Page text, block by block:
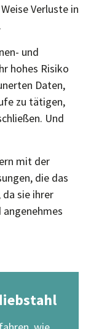
Verluste in
und
hohes Risiko
Daten,
zu tätigen,
Und
mit der
die das
sie ihrer